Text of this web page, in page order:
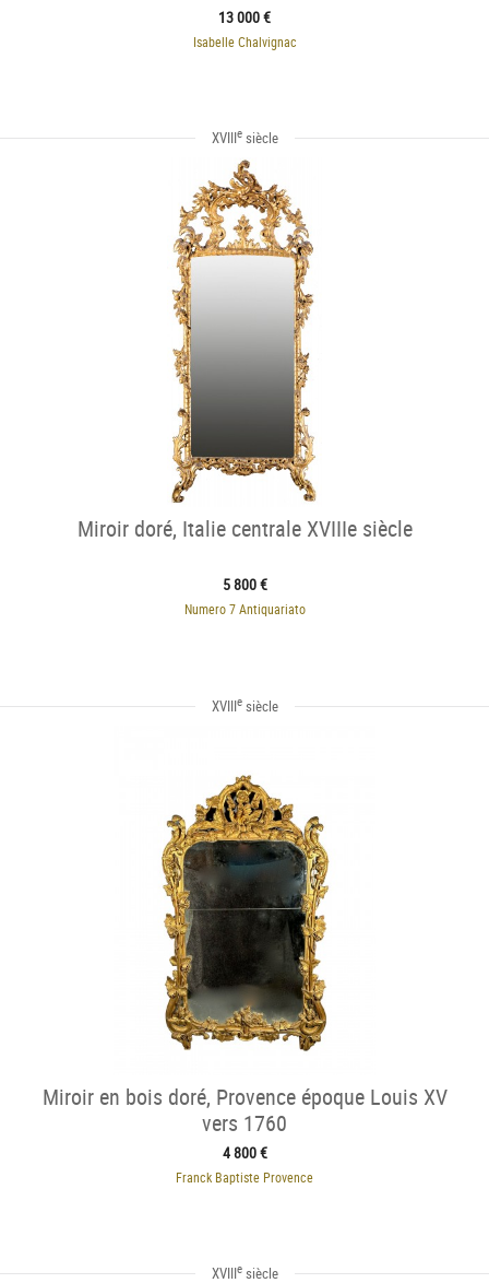
13 000 €
Isabelle Chalvignac
XVIIIesiècle
Miroir doré, Italie centrale XVIIIe siècle
5 800 €
Numero 7 Antiquariato
XVIIIesiècle
Miroir en bois doré, Provence époque Louis XV
vers 1760
4 800 €
Franck Baptiste Provence
XVIIIesiècle